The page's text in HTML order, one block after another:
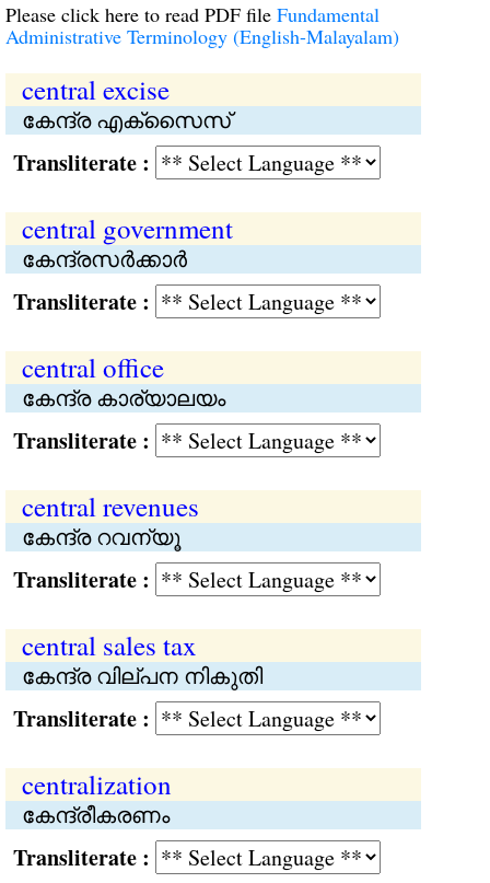
Please click here to read PDF file Fundamental
Administrative Terminology (English-Malayalam)
central excise
കേന്ദ്ര എക്സൈസ്
:
central government
കേന്ദ്രസര്‍ക്കാര്‍
:
central office
കേന്ദ്ര കാര്യാലയം
:
central revenues
കേന്ദ്ര റവന്യൂ
:
central sales tax
കേന്ദ്ര വില്പന നികുതി
:
centralization
കേന്ദ്രീകരണം
: